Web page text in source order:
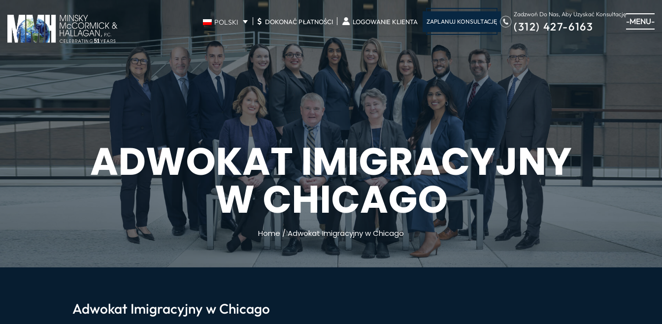
POLSKI $ DOKONAĆ PŁATNOŚCI LOGOWANIE KLIENTA ZAPLANUJ KONSULTACJĘ
Zadzwoń Do Nas, Aby Uzyskać Konsultację
(312) 427-6163 -MENU-
ADWOKAT IMIGRACYJNY
W CHICAGO
Home /Adwokat Imigracyjny w Chicago
Adwokat Imigracyjny w Chicago